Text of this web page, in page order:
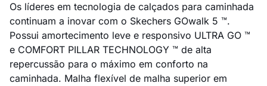
Os líderes em tecnologia de calçados para caminhada
continuam a inovar com o Skechers GOwalk 5 ™.
Possui amortecimento leve e responsivo ULTRA GO ™
e COMFORT PILLAR TECHNOLOGY ™ de alta
repercussão para o máximo em conforto na
caminhada. Malha flexível de malha superior em